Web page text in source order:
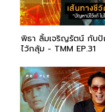
พิธา ลิ้มเจริญรัตน์ กับ
ไว้กลุ้ม - TMM EP.31